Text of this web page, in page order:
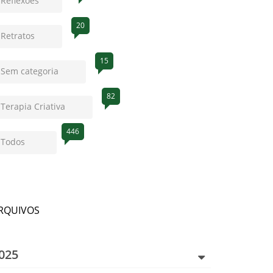
Retratos
20
Sem categoria
15
Terapia Criativa
82
Todos
446